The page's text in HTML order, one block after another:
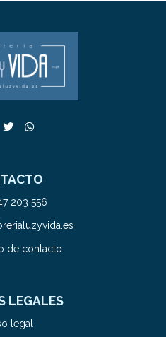
203 556
de contacto
LEGALES
legal